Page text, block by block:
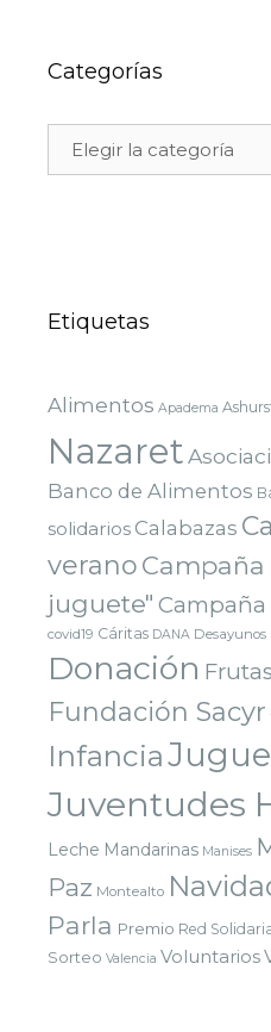
Categorías
Etiquetas
Alimentos Apadema
Nazaret
Banco de Alimentos
solidarios Calabazas
verano
juguete"
covid19 Cáritas DANA
Donación
Fundación Sacyr
Infancia
Juventudes
Leche Mandarinas Manises
Paz Montealto
Parla Premio Red
Sorteo Valencia Voluntarios